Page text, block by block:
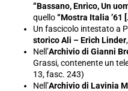
“Bassano, Enrico, Un
quello“Mostra Italia ’61
Un fascicolo intestato a
storico Ali – Erich Linder
Nell’Archivio di Gianni
Grassi, contenente un
13, fasc. 243)
Nell’Archivio di Lavinia